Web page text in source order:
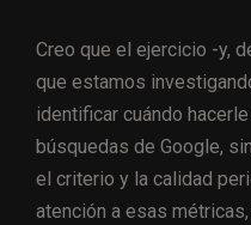
Creo que el ejercicio -y,
que estamos
identificar cuándo
búsquedas de Google,
el criterio y la calidad
atención a esas